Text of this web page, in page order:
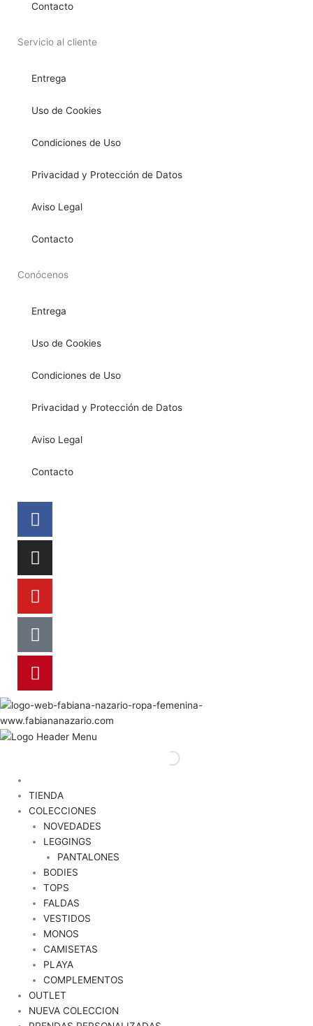
Contacto
Servicio al cliente
Entrega
Uso de Cookies
Condiciones de Uso
Privacidad y Protección de Datos
Aviso Legal
Contacto
Conócenos
Entrega
Uso de Cookies
Condiciones de Uso
Privacidad y Protección de Datos
Aviso Legal
Contacto
Facebook
Instagram
Youtube
Tiktok
Pinterest
TIENDA
COLECCIONES
NOVEDADES
LEGGINGS
PANTALONES
BODIES
TOPS
FALDAS
VESTIDOS
MONOS
CAMISETAS
PLAYA
COMPLEMENTOS
OUTLET
NUEVA COLECCION